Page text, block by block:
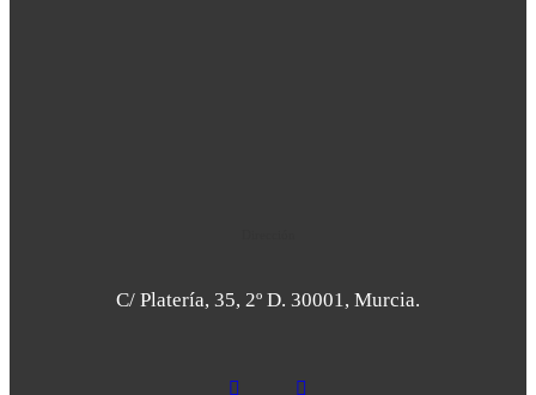
C/ Platería, 35, 2º D. 30001, Murcia.